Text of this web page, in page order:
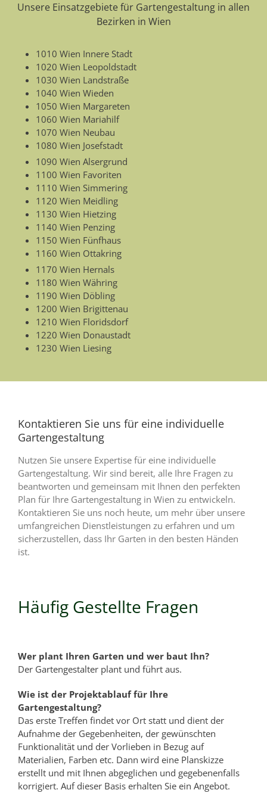
Unsere Einsatzgebiete für Gartengestaltung in allen
Bezirken in Wien
1010 Wien Innere Stadt
1020 Wien Leopoldstadt
1030 Wien Landstraße
1040 Wien Wieden
1050 Wien Margareten
1060 Wien Mariahilf
1070 Wien Neubau
1080 Wien Josefstadt
1090 Wien Alsergrund
1100 Wien Favoriten
1110 Wien Simmering
1120 Wien Meidling
1130 Wien Hietzing
1140 Wien Penzing
1150 Wien Fünfhaus
1160 Wien Ottakring
1170 Wien Hernals
1180 Wien Währing
1190 Wien Döbling
1200 Wien Brigittenau
1210 Wien Floridsdorf
1220 Wien Donaustadt
1230 Wien Liesing
Kontaktieren Sie uns für eine individuelle
Gartengestaltung
Nutzen Sie unsere Expertise für eine individuelle
Gartengestaltung. Wir sind bereit, alle Ihre Fragen zu
beantworten und gemeinsam mit Ihnen den perfekten
Plan für Ihre Gartengestaltung in Wien zu entwickeln.
Kontaktieren Sie uns noch heute, um mehr über unsere
umfangreichen Dienstleistungen zu erfahren und um
sicherzustellen, dass Ihr Garten in den besten Händen
ist.
Häufig Gestellte Fragen
Wer plant Ihren Garten und wer baut Ihn?
Der Gartengestalter plant und führt aus.
Wie ist der Projektablauf für Ihre
Gartengestaltung?
Das erste Treffen findet vor Ort statt und dient der
Aufnahme der Gegebenheiten, der gewünschten
Funktionalität und der Vorlieben in Bezug auf
Materialien, Farben etc. Dann wird eine Planskizze
erstellt und mit Ihnen abgeglichen und gegebenenfalls
korrigiert. Auf dieser Basis erhalten Sie ein Angebot.